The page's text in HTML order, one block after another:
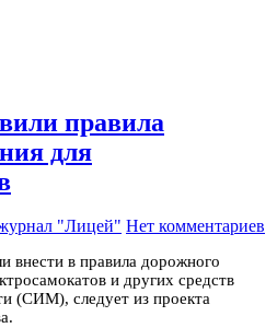
правила
для
"Лицей" Нет комментариев
в правила дорожного
и других средств
(СИМ), следует из проекта